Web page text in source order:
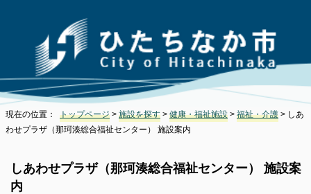
現在の位置： トップページ > 施設を探す > 健康・福祉施設 > 福祉・介護 > しあ
わせプラザ（那珂湊総合福祉センター） 施設案内
しあわせプラザ（那珂湊総合福祉センター） 施設案
内